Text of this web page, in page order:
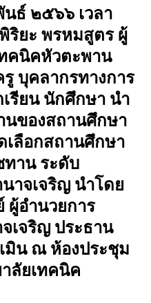
ธ์ ๒๕๖๖ เวลา
ริยะ พรหมสูตร ผู้
คนิคหัวตะพาน
บุคลากรทางการ
รียน นักศึกษา นำ
นของสถานศึกษา
เลือกสถานศึกษา
ทาน ระดับ
าจเจริญ นำโดย
ผู้อำนวยการ
เจริญ ประธาน
มิน ณ ห้องประชุม
ลัยเทคนิค